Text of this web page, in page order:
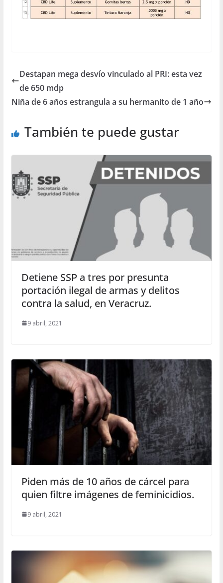
Destapan mega desvío vinculado al PRI: esta vez
de 650 mdp
Niña de 6 años estrangula a su hermanito de 1 año
También te puede gustar
Detiene SSP a tres por presunta
portación ilegal de armas y delitos
contra la salud, en Veracruz.
9 abril, 2021
Piden más de 10 años de cárcel para
quien filtre imágenes de feminicidios.
9 abril, 2021